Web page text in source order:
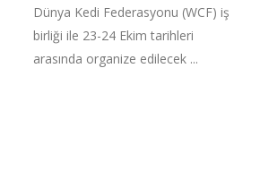
Dünya Kedi Federasyonu (WCF) iş
birliği ile 23-24 Ekim tarihleri
arasında organize edilecek ...